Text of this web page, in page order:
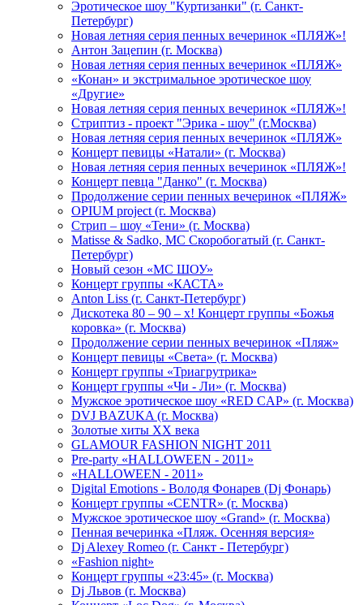
Эротическое шоу "Куртизанки" (г. Санкт-
Петербург)
Новая летняя серия пенных вечеринок «ПЛЯЖ»!
Антон Зацепин (г. Москва)
Новая летняя серия пенных вечеринок «ПЛЯЖ»
«Конан» и экстримальное эротическое шоу
«Другие»
Новая летняя серия пенных вечеринок «ПЛЯЖ»!
Стриптиз - проект "Эрика - шоу" (г.Москва)
Новая летняя серия пенных вечеринок «ПЛЯЖ»
Концерт певицы «Натали» (г. Москва)
Новая летняя серия пенных вечеринок «ПЛЯЖ»!
Концерт певца "Данко" (г. Москва)
Продолжение серии пенных вечеринок «ПЛЯЖ»
OPIUM project (г. Москва)
Стрип – шоу «Тени» (г. Москва)
Matissе & Sadko, MC Скоробогатый (г. Санкт-
Петербург)
Новый сезон «МС ШОУ»
Концерт группы «КАСТА»
Anton Liss (г. Санкт-Петербург)
Дискотека 80 – 90 – х! Концерт группы «Божья
коровка» (г. Москва)
Продолжение серии пенных вечеринок «Пляж»
Концерт певицы «Света» (г. Москва)
Концерт группы «Триагрутрика»
Концерт группы «Чи - Ли» (г. Москва)
Мужское эротическое шоу «RED CAP» (г. Москва)
DVJ BAZUKA (г. Москва)
Золотые хиты XX века
GLAMOUR FASHION NIGHT 2011
Pre-party «HALLOWEEN - 2011»
«HALLOWEEN - 2011»
Digital Emotions - Володя Фонарев (Dj Фонарь)
Концерт группы «CENTR» (г. Москва)
Мужское эротическое шоу «Grand» (г. Москва)
Пенная вечеринка «Пляж. Осенняя версия»
Dj Alexey Romeo (г. Санкт - Петербург)
«Fashion night»
Концерт группы «23:45» (г. Москва)
Dj Львов (г. Москва)